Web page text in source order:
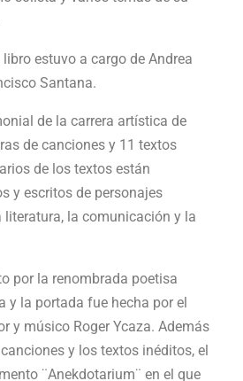
estuvo a cargo de Andrea
Santana.
de la carrera artística de
de canciones y 11 textos
de los textos están
y escritos de personajes
literatura, la comunicación y la
por la renombrada poetisa
y la portada fue hecha por el
y músico Roger Ycaza. Además
y los textos inéditos, el
¨Anekdotarium¨ en el que